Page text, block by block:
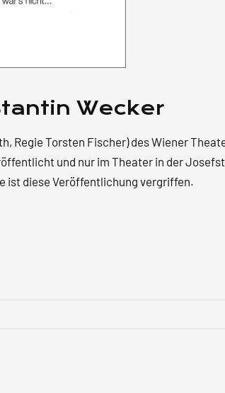
Wecker
Regie Torsten Fischer) des Wiener
und nur im Theater in der
ist diese Veröffentlichung vergriffen.